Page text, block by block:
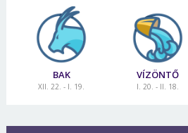
BAK
XII. 22. - I. 19.
VÍZÖNTŐ
I. 20. - II. 18.